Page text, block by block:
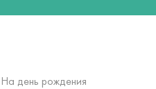
На день рождения